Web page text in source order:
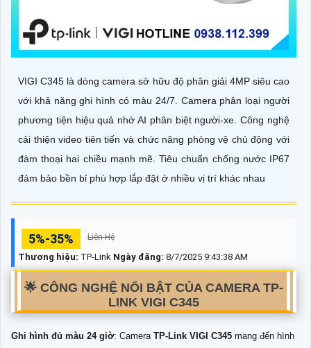
VIGI C345 là dòng camera sở hữu độ phân giải 4MP siêu cao
với khả năng ghi hình có màu 24/7. Camera phân loại người
phương tiện hiệu quả nhớ AI phân biệt người-xe. Công nghệ
cải thiện video tiên tiến và chức năng phòng vệ chủ động với
đàm thoại hai chiều mạnh mẽ. Tiêu chuẩn chống nước IP67
đảm bảo bền bỉ phù hợp lắp đặt ở nhiều vị trí khác nhau
5%-35% Liên Hệ
Thương hiệu: TP-Link Ngày đăng: 8/7/2025 9:43:38 AM
🌟 CÔNG NGHỆ NỔI BẬT CỦA CAMERA TP-
LINK VIGI C345
Ghi hình đủ màu 24 giờ: Camera TP-Link VIGI C345 mang đến hình